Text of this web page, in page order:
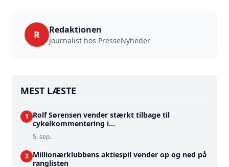
R Redaktionen
Journalist hos PresseNyheder
MEST LÆSTE
1
Rolf Sørensen vender stærkt tilbage til
cykelkommentering i...
5. sep.
2 Millionærklubbens aktiespil vender op og ned på
ranglisten